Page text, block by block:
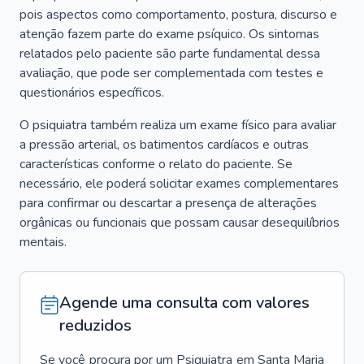
pois aspectos como comportamento, postura, discurso e
atenção fazem parte do exame psíquico. Os sintomas
relatados pelo paciente são parte fundamental dessa
avaliação, que pode ser complementada com testes e
questionários específicos.
O psiquiatra também realiza um exame físico para avaliar
a pressão arterial, os batimentos cardíacos e outras
características conforme o relato do paciente. Se
necessário, ele poderá solicitar exames complementares
para confirmar ou descartar a presença de alterações
orgânicas ou funcionais que possam causar desequilíbrios
mentais.
Agende uma consulta com valores
reduzidos
Se você procura por um Psiquiatra em Santa Maria